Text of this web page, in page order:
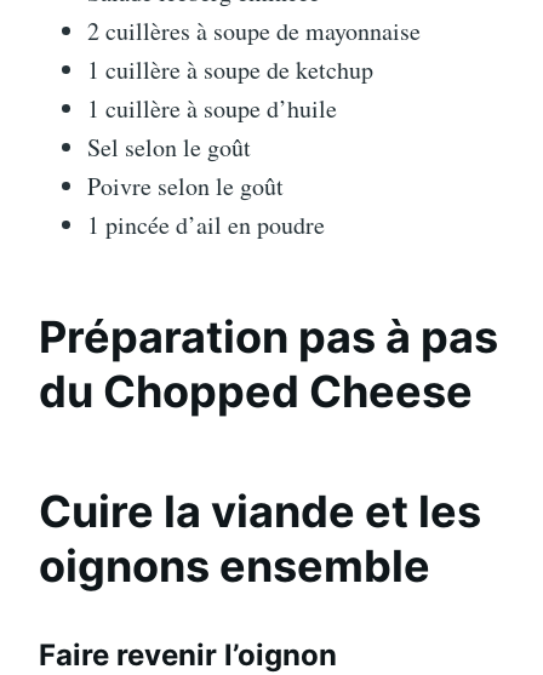
2 cuillères à soupe de mayonnaise
1 cuillère à soupe de ketchup
1 cuillère à soupe d’huile
Sel selon le goût
Poivre selon le goût
1 pincée d’ail en poudre
Préparation pas à pas
du Chopped Cheese
Cuire la viande et les
oignons ensemble
Faire revenir l’oignon